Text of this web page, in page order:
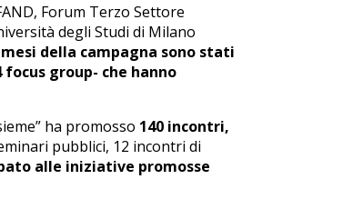
Forum Terzo Settore
degli Studi di Milano
della campagna sono stati
group- che hanno
ha promosso 140 incontri,
pubblici, 12 incontri di
alle iniziative promosse